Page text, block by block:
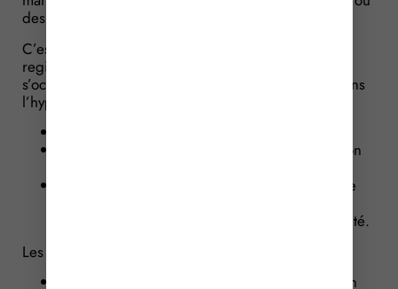
des mandataires désignés pour exécuter le contrat.
C’est le mandant qui sera chargé d’alimenter le
registre avec ces données. Il devra également
s’occuper de la suppression de ces informations dans
l’hypothèse où le mandat prend fin en raison :
du décès du ou des mandataires, à la condition
du placement du ou des mandataires sous une
c’est-à-dire s’ils se trouvent en état d’insolvabilité.
Les mandataires devront, de leur côté :
mettre à jour le registre en cas de renonciation